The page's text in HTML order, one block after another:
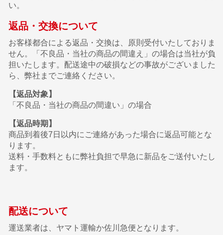
い。
返品・交換について
お客様都合による返品・交換は、原則受付いたしておりま
せん。「不良品・当社の商品の間違え」の場合は当社が負
担いたします。配送途中の破損などの事故がございました
ら、弊社までご連絡ください。
【返品対象】
「不良品・当社の商品の間違い」の場合
【返品時期】
商品到着後7日以内にご連絡があった場合に返品可能とな
ります。
送料・手数料ともに弊社負担で早急に新品をご送付いたし
ます。
配送について
運送業者は、ヤマト運輸か佐川急便となります。